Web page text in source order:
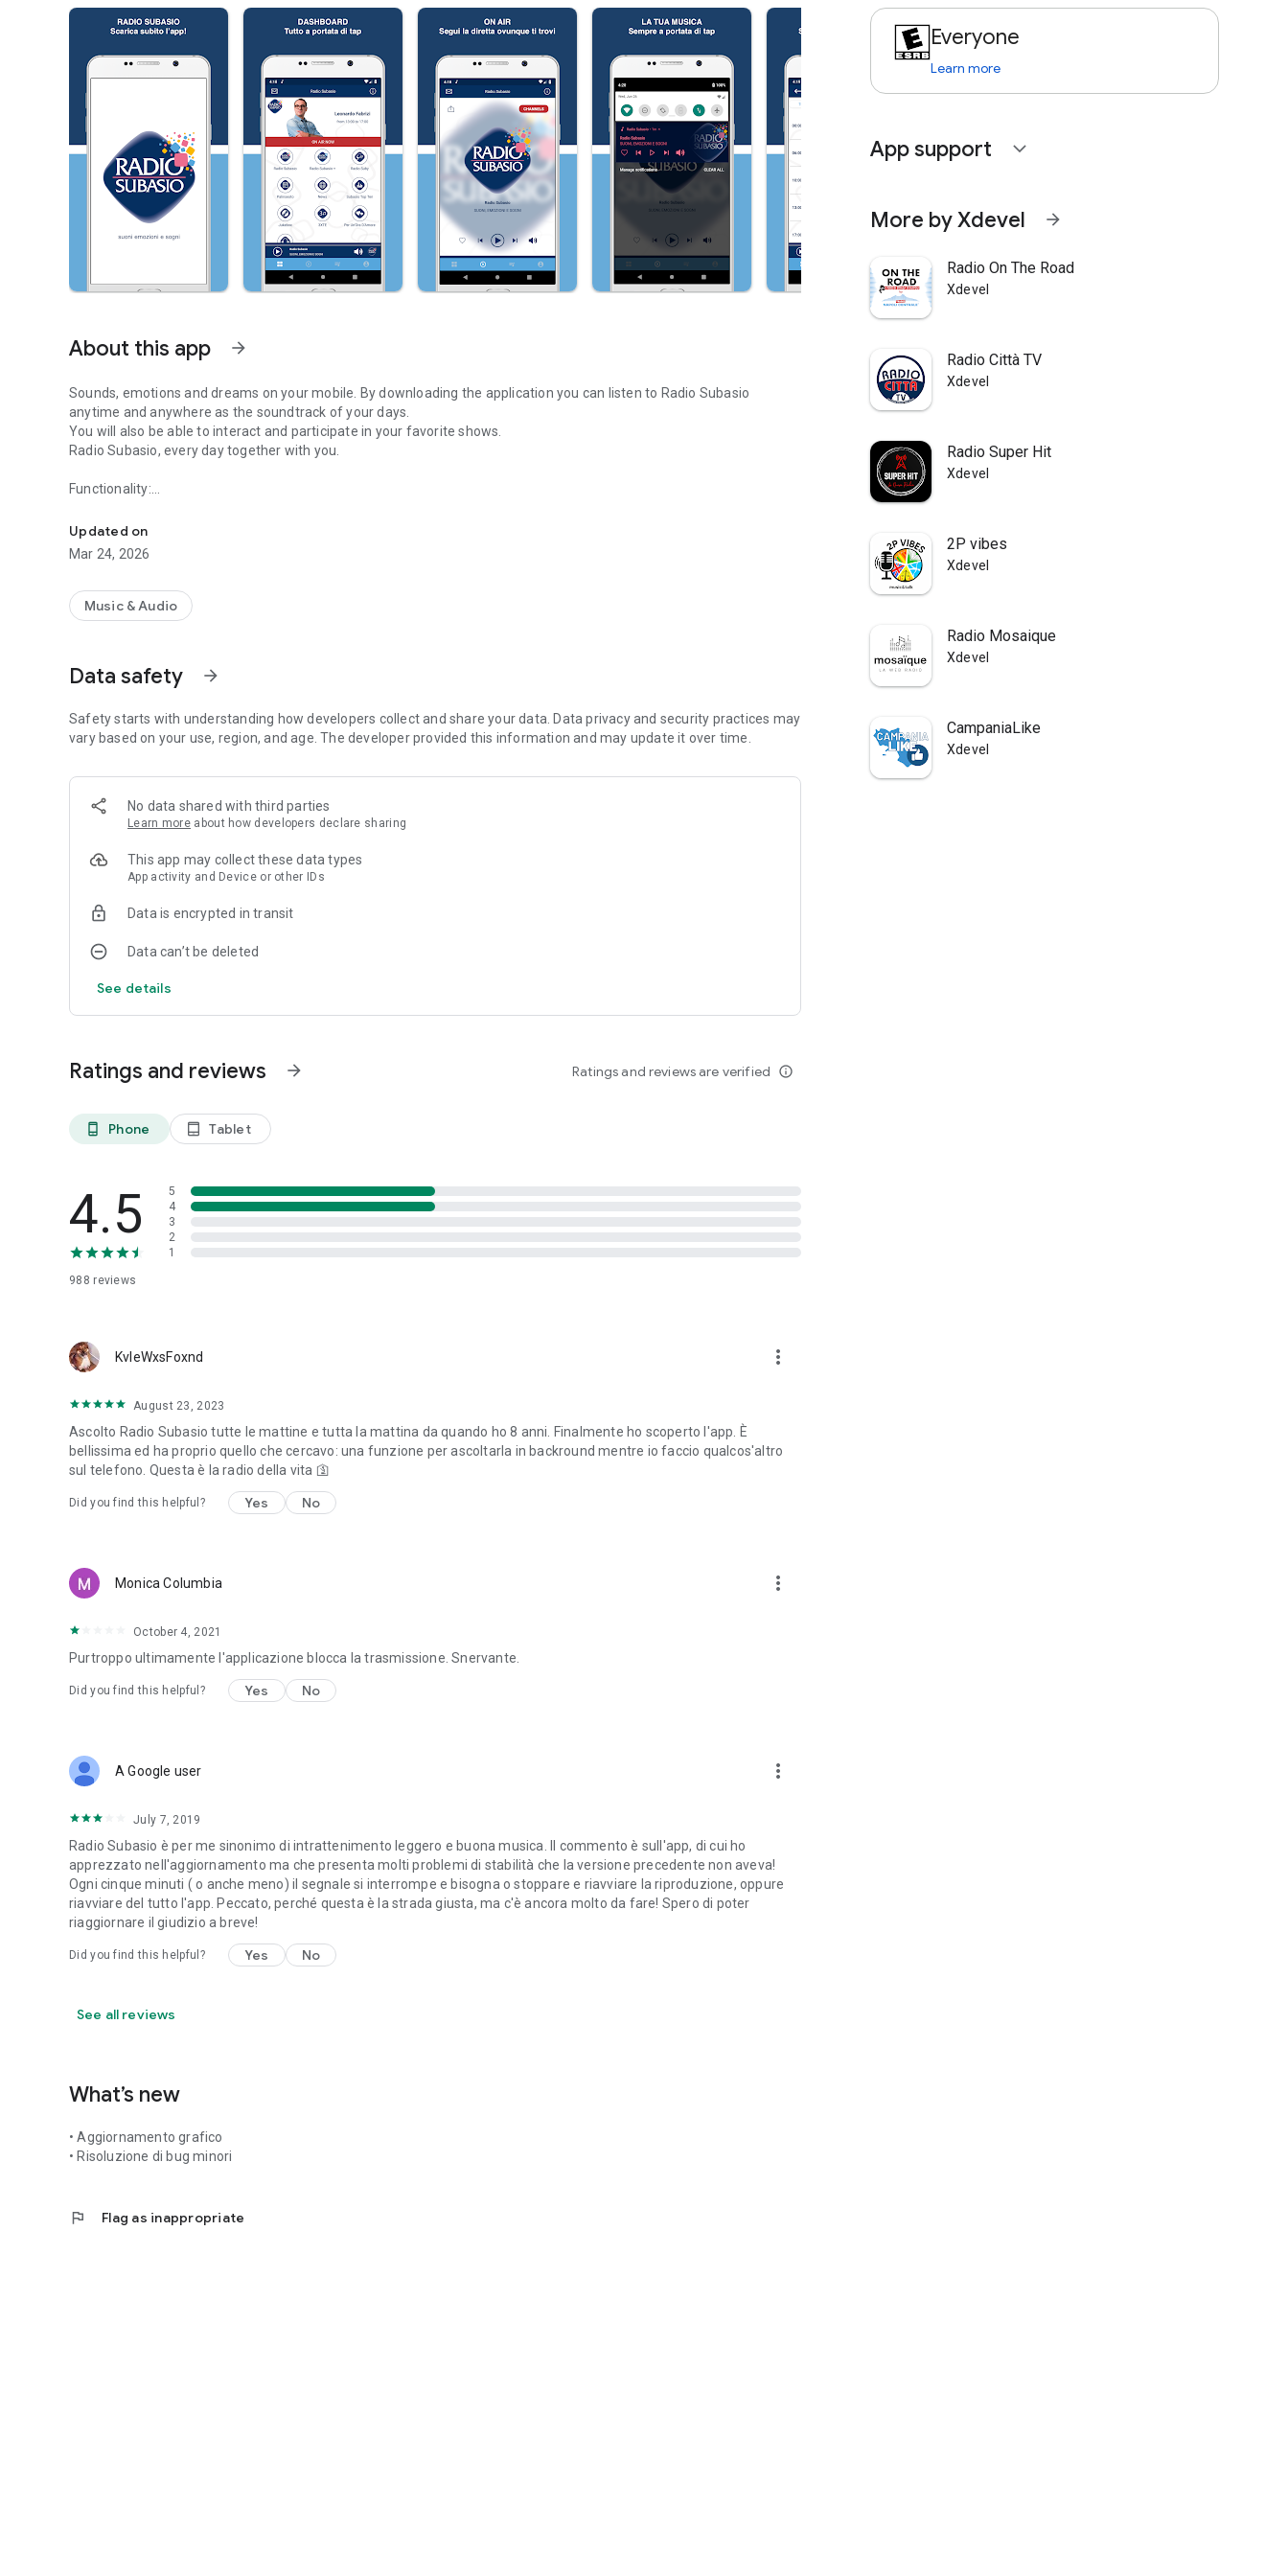
About this app arrow_forward
Sounds, emotions and dreams on your mobile. By downloading the application you can listen to Radio Subasio
anytime and anywhere as the soundtrack of your days.
You will also be able to interact and participate in your favorite shows.
Radio Subasio, every day together with you.
Functionality:
• Sending messages live
• Support for Android Auto and bluetooth car stereo
• Weekly schedule
• Subasio Top Ten
• Jukebox: Request a song
• Podcast: Don't miss a thing
• Listening in the background
• Details of the track being played
Updated on
Mar 24, 2026
Music & Audio
Data safety arrow_forward
Safety starts with understanding how developers collect and share your data. Data privacy and security practices may
vary based on your use, region, and age. The developer provided this information and may update it over time.
No data shared with third parties
Learn more about how developers declare sharing
This app may collect these data types
App activity and Device or other IDs
Data is encrypted in transit
Data can’t be deleted
See details
Ratings and reviews arrow_forward Ratings and reviews are verified info_outline
phone_android Phone tablet_android Tablet
4.5
988 reviews
5
4
3
2
1
KvleWxsFoxnd more_vert
August 23, 2023
Ascolto Radio Subasio tutte le mattine e tutta la mattina da quando ho 8 anni. Finalmente ho scoperto l'app. È
bellissima ed ha proprio quello che cercavo: una funzione per ascoltarla in backround mentre io faccio qualcos'altro
sul telefono. Questa è la radio della vita 🛐
Did you find this helpful? Yes No
Monica Columbia more_vert
October 4, 2021
Purtroppo ultimamente l'applicazione blocca la trasmissione. Snervante.
Did you find this helpful? Yes No
A Google user more_vert
July 7, 2019
Radio Subasio è per me sinonimo di intrattenimento leggero e buona musica. Il commento è sull'app, di cui ho
apprezzato nell'aggiornamento ma che presenta molti problemi di stabilità che la versione precedente non aveva!
Ogni cinque minuti ( o anche meno) il segnale si interrompe e bisogna o stoppare e riavviare la riproduzione, oppure
riavviare del tutto l'app. Peccato, perché questa è la strada giusta, ma c'è ancora molto da fare! Spero di poter
riaggiornare il giudizio a breve!
Did you find this helpful? Yes No
See all reviews
What’s new
• Aggiornamento grafico
• Risoluzione di bug minori
flag Flag as inappropriate
Everyone
Learn more
App support expand_more
More by Xdevel arrow_forward
Radio On The Road
Xdevel
Radio Città TV
Xdevel
Radio Super Hit
Xdevel
2P vibes
Xdevel
Radio Mosaique
Xdevel
CampaniaLike
Xdevel